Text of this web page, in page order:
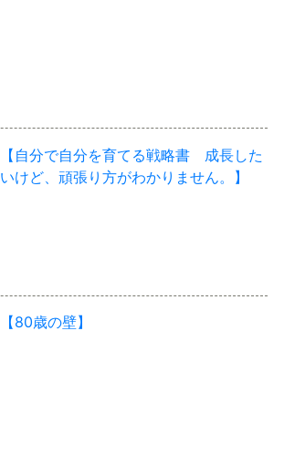
【自分で自分を育てる戦略書 成長した
いけど、頑張り方がわかりません。】
【80歳の壁】